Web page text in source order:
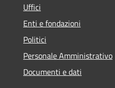
Uffici
Enti e fondazioni
Politici
Personale Amministrativo
Documenti e dati